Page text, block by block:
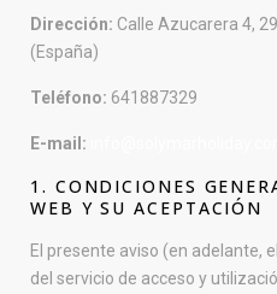
Dirección: Calle Azucarera 4,
(España)
Teléfono: 641887329
E-mail:
1. CONDICIONES
WEB Y SU ACEPTACIÓN
El presente aviso (en adelante,
del servicio de acceso y